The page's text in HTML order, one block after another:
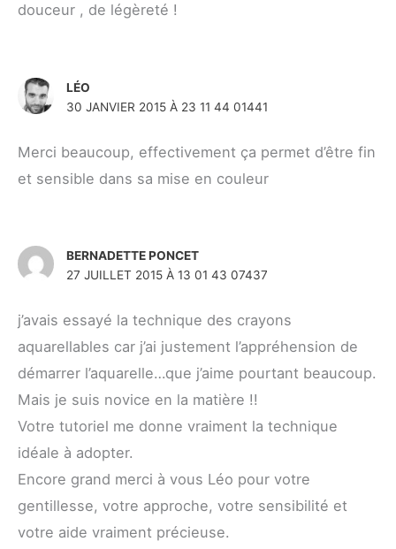
douceur , de légèreté !
LÉO
30 JANVIER 2015 À 23 11 44 01441
Merci beaucoup, effectivement ça permet d’être fin
et sensible dans sa mise en couleur
BERNADETTE PONCET
27 JUILLET 2015 À 13 01 43 07437
j’avais essayé la technique des crayons
aquarellables car j’ai justement l’appréhension de
démarrer l’aquarelle…que j’aime pourtant beaucoup.
Mais je suis novice en la matière !!
Votre tutoriel me donne vraiment la technique
idéale à adopter.
Encore grand merci à vous Léo pour votre
gentillesse, votre approche, votre sensibilité et
votre aide vraiment précieuse.